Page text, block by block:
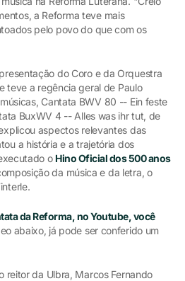
a Reforma teve mais
pelo povo do que com os
do Coro e da Orquestra
teve a regência geral de Paulo
Cantata BWV 80 -- Ein feste
BuxWV 4 -- Alles was ihr tut, de
aspectos relevantes das
a história e a trajetória dos
o Hino Oficial dos 500 anos
da música e da letra, o
da Reforma, no Youtube, você
abaixo, já pode ser conferido um
reitor da Ulbra, Marcos Fernando